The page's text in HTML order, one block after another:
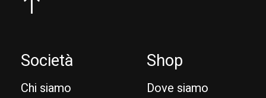
Società
Chi siamo
Shop
Dove siamo